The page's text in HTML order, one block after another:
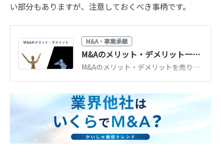
い部分もありますが、注意しておくべき事柄です。
M&A・事業承継
M&Aのメリット・デメリット一覧｜売り手・買い手別にわかりやすく解説
M&Aのメリット・デメリットを売り手（事業承継・創業者利益）と買い手（事業拡大・シナジー）に分けて一覧解説。リスクを抑えるためのポイントも紹介します。